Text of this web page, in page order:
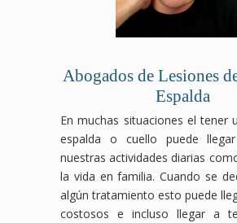
Abogados de Lesiones
Espalda
En muchas situaciones el tener
espalda o cuello puede
nuestras actividades diarias
la vida en familia. Cuando se
algún tratamiento esto puede
costosos e incluso llegar a